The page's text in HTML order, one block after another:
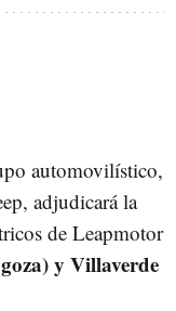
automovilístico,
adjudicará la
de Leapmotor
y Villaverde